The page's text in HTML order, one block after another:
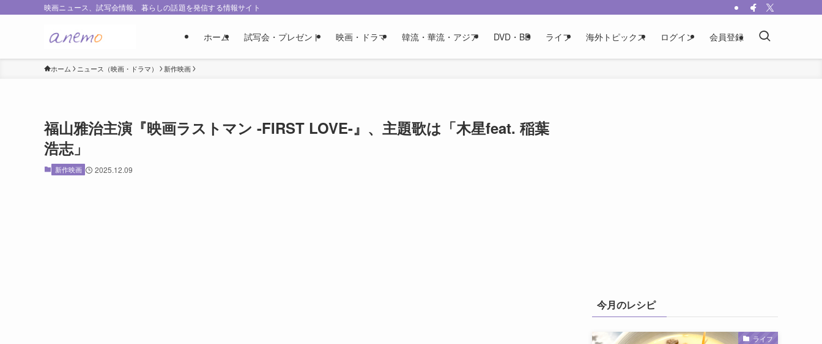
映画ニュース、試写会情報、暮らしの話題を発信する情報サイト
ホーム 試写会・プレゼント 映画・ドラマ 韓流・華流・アジア DVD・BD ライフ 海外トピックス ログイン 会員登録
ホーム ニュース（映画・ドラマ） 新作映画
福山雅治主演『映画ラストマン -FIRST LOVE-』、主題歌は「木星feat. 稲葉
浩志」
新作映画 2025.12.09
今月のレシピ
ライフ